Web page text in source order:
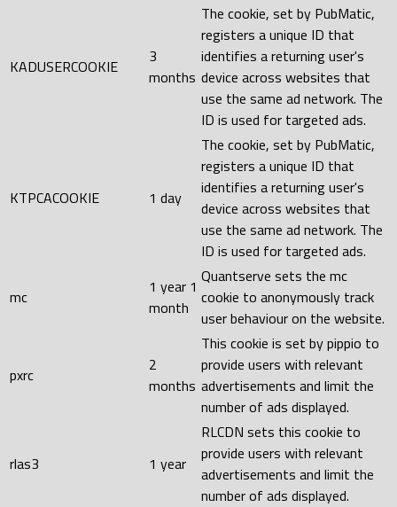
KADUSERCOOKIE
3
months
The cookie, set by PubMatic,
registers a unique ID that
identifies a returning user's
device across websites that
use the same ad network. The
ID is used for targeted ads.
KTPCACOOKIE 1 day
The cookie, set by PubMatic,
registers a unique ID that
identifies a returning user's
device across websites that
use the same ad network. The
ID is used for targeted ads.
mc
1 year 1
month
Quantserve sets the mc
cookie to anonymously track
user behaviour on the website.
pxrc
2
months
This cookie is set by pippio to
provide users with relevant
advertisements and limit the
number of ads displayed.
rlas3 1 year
RLCDN sets this cookie to
provide users with relevant
advertisements and limit the
number of ads displayed.